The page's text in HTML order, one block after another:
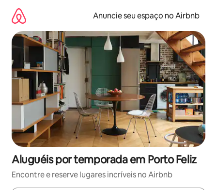
para
conteúdo
Anuncie seu espaço no Airbnb
Aluguéis por temporada em Porto Feliz
Encontre e reserve lugares incríveis no Airbnb